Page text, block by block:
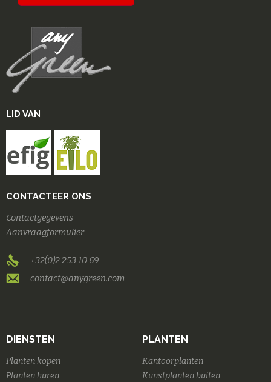
LID VAN
CONTACTEER ONS
Contactgegevens
Aanvraagformulier
+32(0)2 253 10 69
contact@anygreen.com
DIENSTEN
Planten kopen
Planten huren
PLANTEN
Kantoorplanten
Kunstplanten buiten